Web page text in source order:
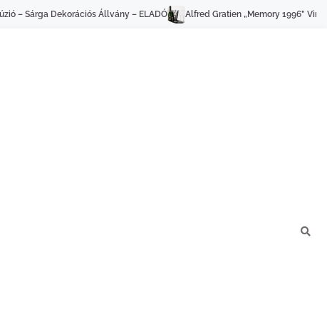
Alfred Gratien „Memory 1996” Vintage Champagne + pezsgőhűtő és 3